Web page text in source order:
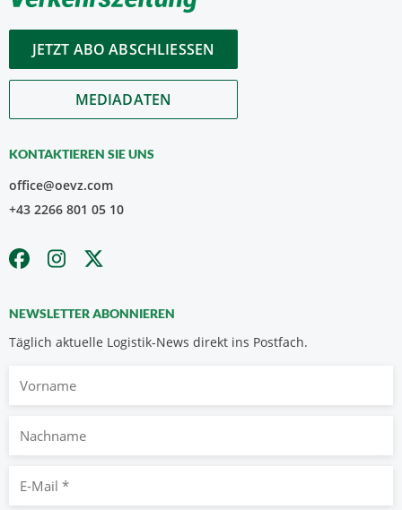
JETZT ABO ABSCHLIESSEN
MEDIADATEN
KONTAKTIEREN SIE UNS
office@oevz.com
+43 2266 801 05 10
NEWSLETTER ABONNIEREN
Täglich aktuelle Logistik-News direkt ins Postfach.
Nachname
Mail